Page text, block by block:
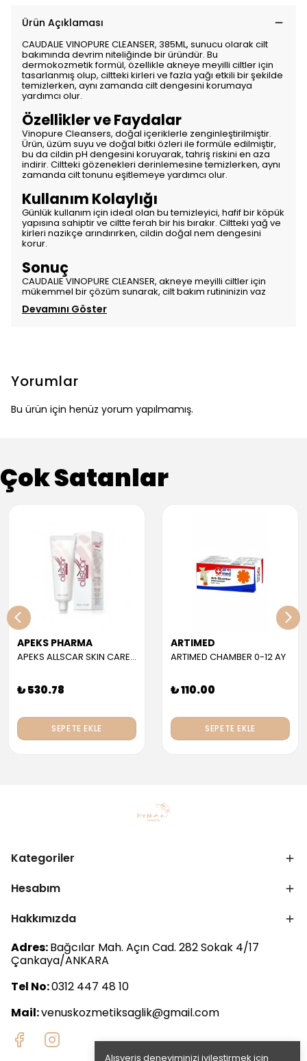
Alışveriş deneyiminizi iyileştirmek için
Ürün Açıklaması
CAUDALIE VINOPURE CLEANSER, 385ML, sunucu olarak cilt
bakımında devrim niteliğinde bir üründür. Bu
dermokozmetik formül, özellikle akneye meyilli ciltler için
tasarlanmış olup, ciltteki kirleri ve fazla yağı etkili bir şekilde
temizlerken, aynı zamanda cilt dengesini korumaya
yardımcı olur.
Özellikler ve Faydalar
Vinopure Cleansers, doğal içeriklerle zenginleştirilmiştir.
Ürün, üzüm suyu ve doğal bitki özleri ile formüle edilmiştir,
bu da cildin pH dengesini koruyarak, tahriş riskini en aza
indirir. Ciltteki gözenekleri derinlemesine temizlerken, aynı
zamanda cilt tonunu eşitlemeye yardımcı olur.
Kullanım Kolaylığı
Günlük kullanım için ideal olan bu temizleyici, hafif bir köpük
yapısına sahiptir ve ciltte ferah bir his bırakır. Ciltteki yağ ve
kirleri nazikçe arındırırken, cildin doğal nem dengesini
korur.
Sonuç
CAUDALIE VINOPURE CLEANSER, akneye meyilli ciltler için
mükemmel bir çözüm sunarak, cilt bakım rutininizin vaz
Devamını Göster
Yorumlar
Bu ürün için henüz yorum yapılmamış.
Çok Satanlar
APEKS PHARMA
APEKS ALLSCAR SKIN CARE GEL 30 ML
₺ 530.78
SEPETE EKLE
ARTIMED
ARTIMED CHAMBER 0-12 AY
₺ 110.00
SEPETE EKLE
Kategoriler
Hesabım
Hakkımızda
Adres:Bağcılar Mah. Açın Cad. 282 Sokak 4/17
Çankaya/ANKARA
Tel No:0312 447 48 10
Mail:venuskozmetiksaglik@gmail.com